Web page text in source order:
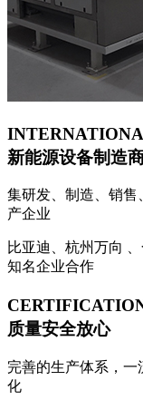
新能源设备制造
集研发、制造、销售
产企业
比亚迪、杭州万向
知名企业合作
质量安全放心
完善的生产体系，
化